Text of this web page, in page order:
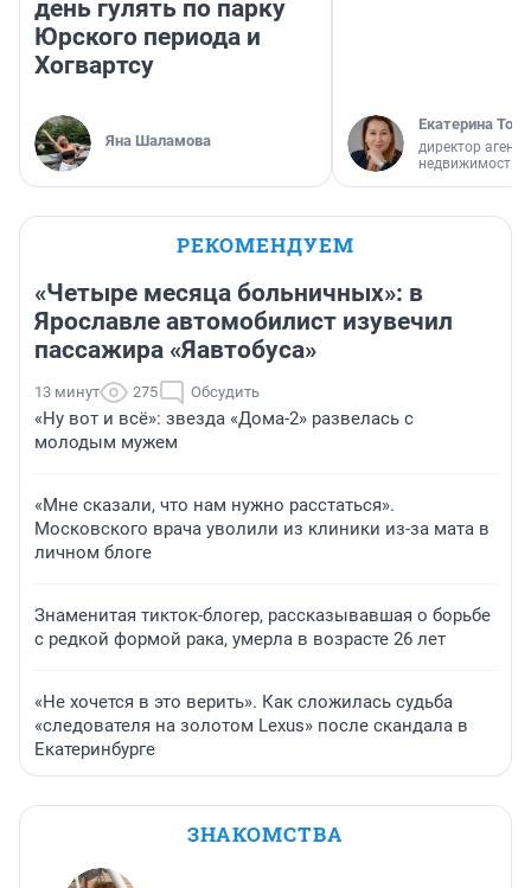
день гулять по парку
Юрского периода и
Хогвартсу
Яна Шаламова
Екатерина
директор
недвижимости
РЕКОМЕНДУЕМ
«Четыре месяца больничных»: в
Ярославле автомобилист изувечил
пассажира «Яавтобуса»
13 минут 275 Обсудить
«Ну вот и всё»: звезда «Дома-2» развелась с
молодым мужем
«Мне сказали, что нам нужно расстаться».
Московского врача уволили из клиники из-за мата в
личном блоге
Знаменитая тикток-блогер, рассказывавшая о борьбе
с редкой формой рака, умерла в возрасте 26 лет
«Не хочется в это верить». Как сложилась судьба
«следователя на золотом Lexus» после скандала в
Екатеринбурге
ЗНАКОМСТВА